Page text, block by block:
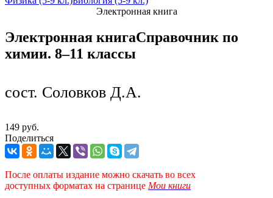
Электронная книга
Электронная книгаСправочник по
химии. 8–11 классы
сост. Соловков Д.А.
149 руб.
Поделиться
После оплаты издание можно скачать во всех
доступных форматах на странице Мои книги